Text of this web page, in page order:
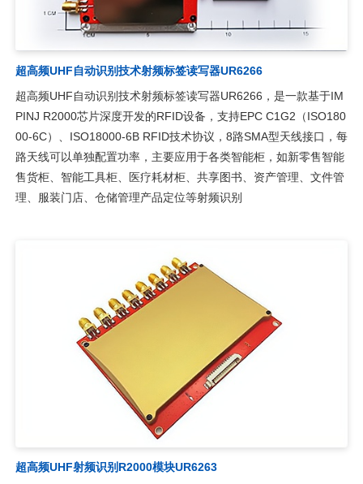
超高频UHF自动识别技术射频标签读写器UR6266
超高频UHF自动识别技术射频标签读写器UR6266，是一款基于IM
PINJ R2000芯片深度开发的RFID设备，支持EPC C1G2（ISO180
00-6C）、ISO18000-6B RFID技术协议，8路SMA型天线接口，每
路天线可以单独配置功率，主要应用于各类智能柜，如新零售智能
售货柜、智能工具柜、医疗耗材柜、共享图书、资产管理、文件管
理、服装门店、仓储管理产品定位等射频识别
超高频UHF射频识别R2000模块UR6263